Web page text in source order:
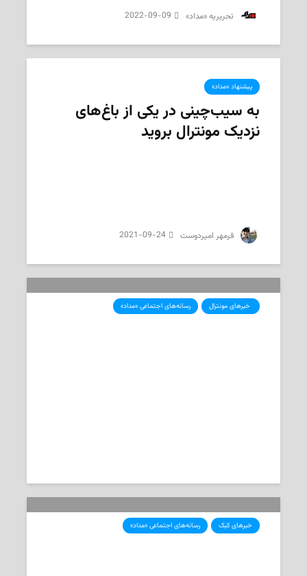
‌ تحریریه «مداد» 2022-09-09
پیشنهاد «مداد»
به سیب‌چینی در یکی از باغ‌های
نزدیک مونترال بروید
‌ فرمهر امیردوست 2021-09-24
‌ خبرهای مونترال رسانه‌های اجتماعی «مداد»
خبرهای کبک رسانه‌های اجتماعی «مداد»